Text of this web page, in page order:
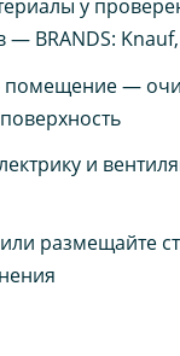
у
— BRANDS:
помещение —
и
размещайте